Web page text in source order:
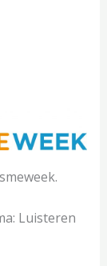
Luisteren